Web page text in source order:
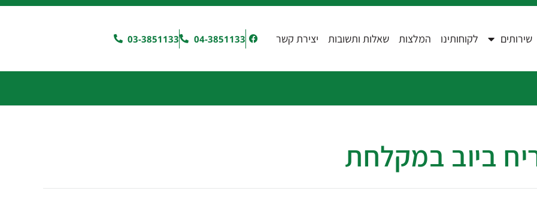
שירותים לקוחותינו המלצות שאלות ותשובות יצירת קשר 04-3851133
03-3851133
ביוב במקלחת